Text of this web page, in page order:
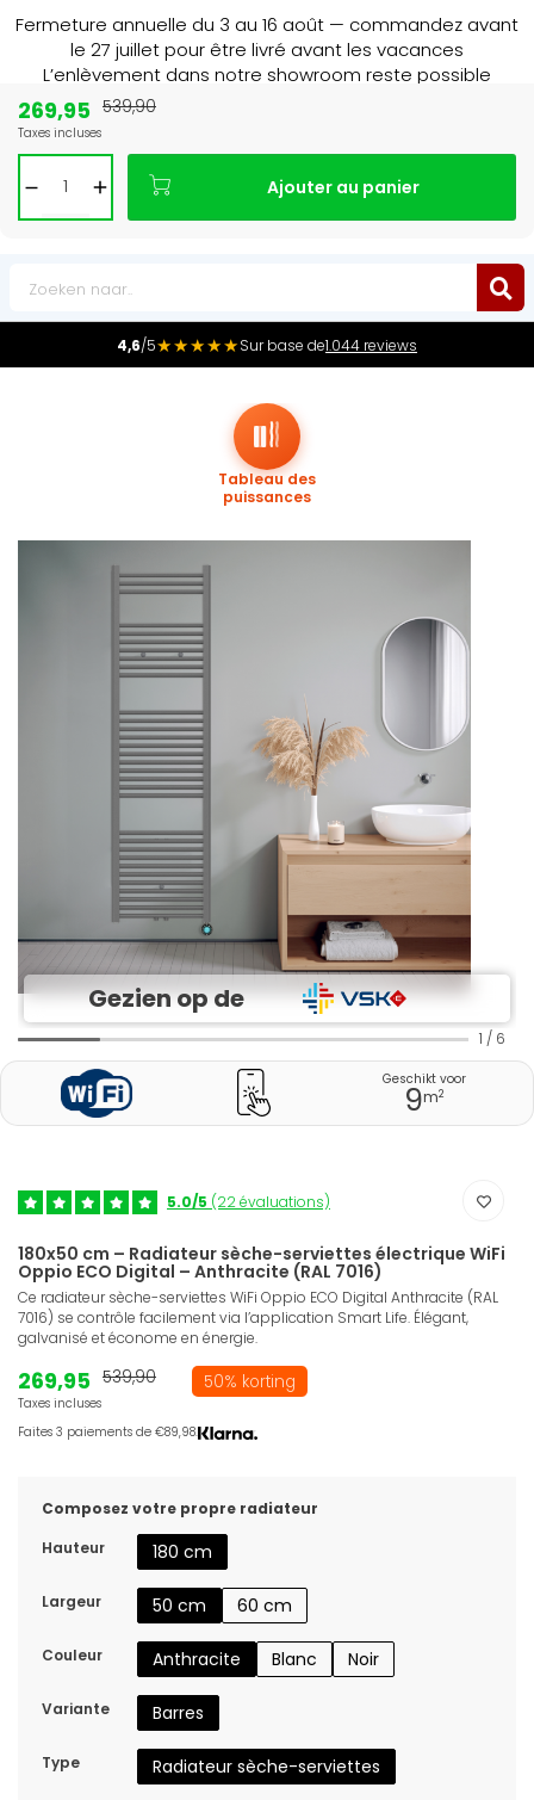
Fermeture annuelle du 3 au 16 août — commandez avant
le 27 juillet pour être livré avant les vacances
L’enlèvement dans notre showroom reste possible
jusqu’au 1er août à 16 h 30.
4,6/5★★★★★Sur base de1.044 reviews
Gezien op de
Tableau des
puissances
1 / 6
Geschikt voor
9m2
5.0/5 (22 évaluations)
180x50 cm – Radiateur sèche-serviettes électrique WiFi
Oppio ECO Digital – Anthracite (RAL 7016)
Ce radiateur sèche-serviettes WiFi Oppio ECO Digital Anthracite (RAL
7016) se contrôle facilement via l’application Smart Life. Élégant,
galvanisé et économe en énergie.
269,95
Taxes incluses
539,90 50% korting
Faites 3 paiements de €89,98.
Composez votre propre radiateur
Hauteur
180 cm
Largeur 50 cm 60 cm
Couleur Anthracite Blanc Noir
Variante Barres
Type Radiateur sèche-serviettes
269,95
Taxes incluses
539,90
Ajouter au panier